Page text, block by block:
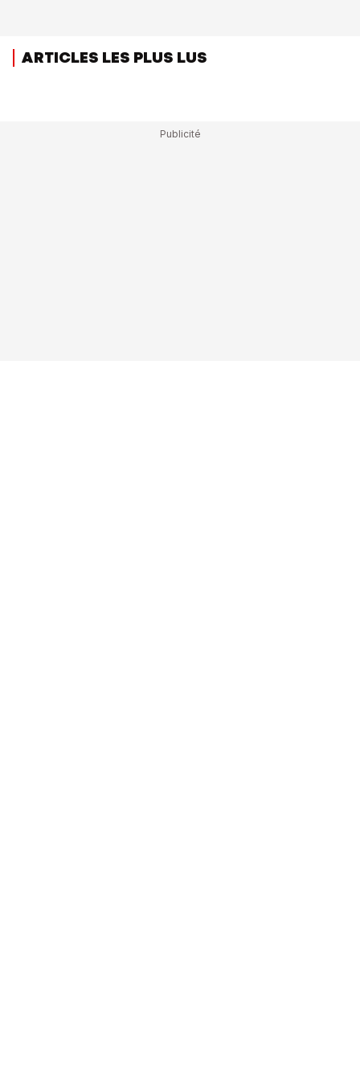
ARTICLES LES PLUS LUS